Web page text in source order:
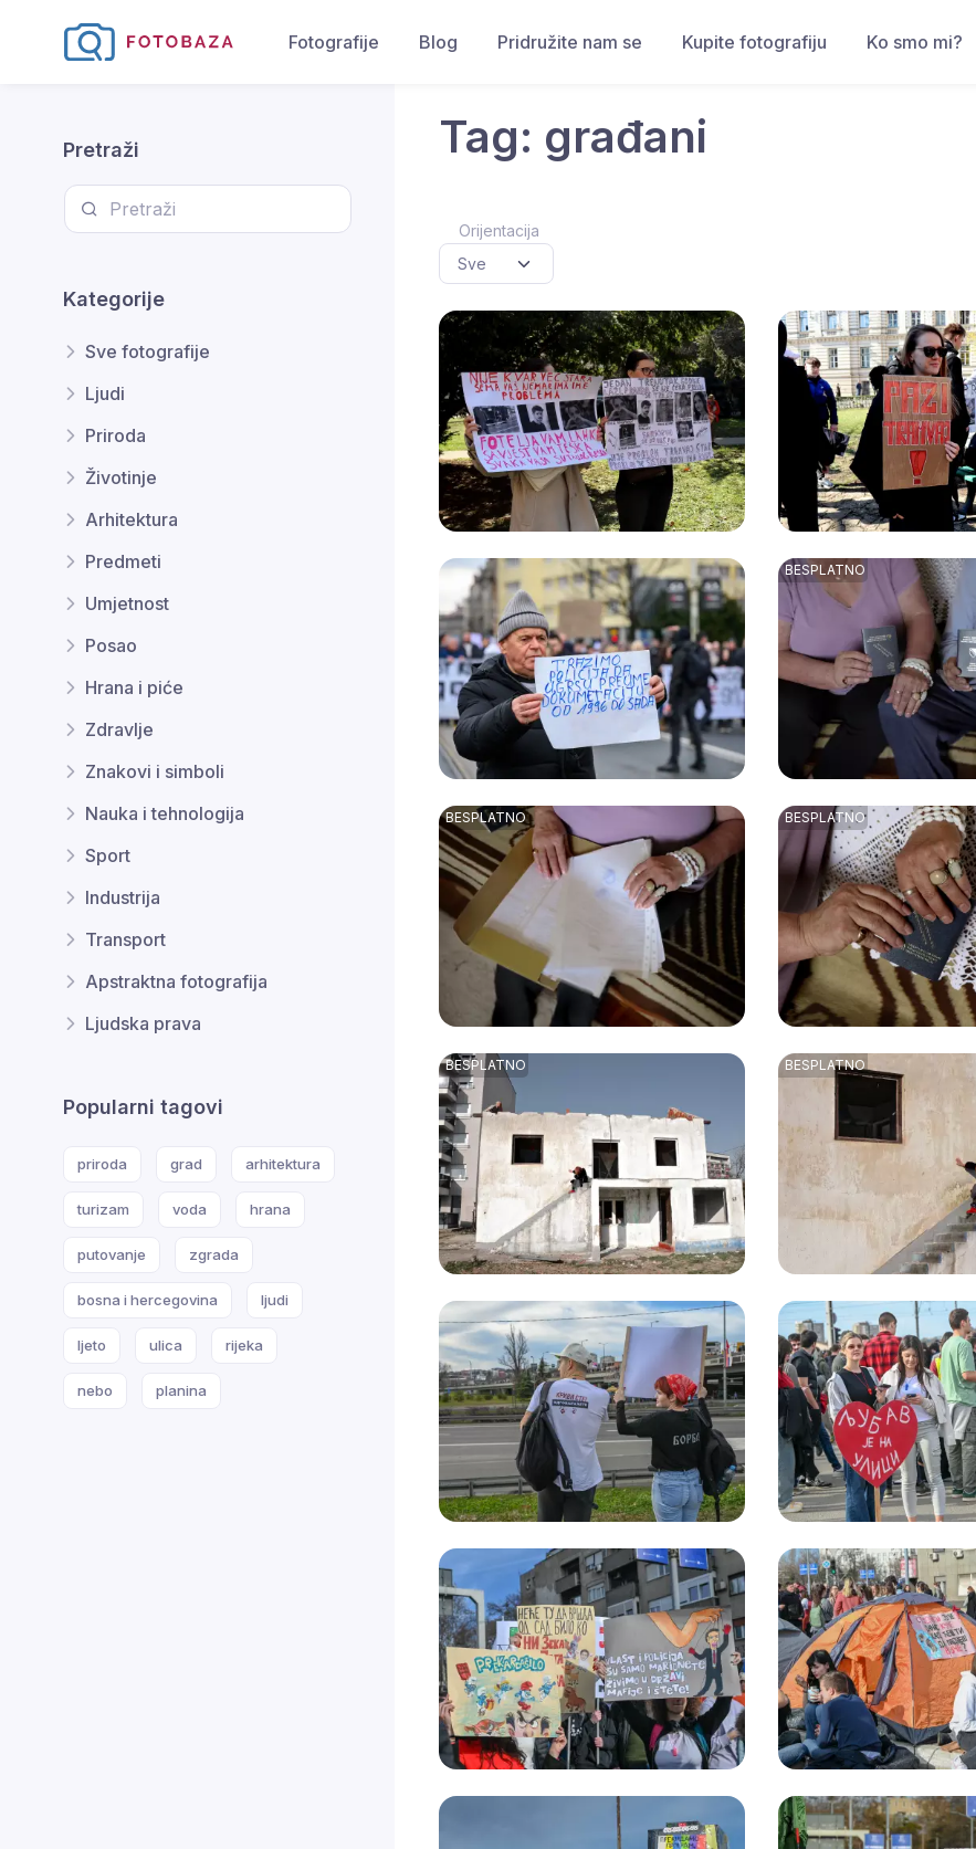
Fotografije Blog Pridružite nam se Kupite fotografiju Ko smo mi?
Pretraži
Kategorije
Sve fotografije
Ljudi
Priroda
Životinje
Arhitektura
Predmeti
Umjetnost
Posao
Hrana i piće
Zdravlje
Znakovi i simboli
Nauka i tehnologija
Sport
Industrija
Transport
Apstraktna fotografija
Ljudska prava
Popularni tagovi
priroda grad arhitektura
turizam voda hrana
putovanje zgrada
bosna i hercegovina ljudi
ljeto ulica rijeka
nebo planina
Tag: građani
Orijentacija